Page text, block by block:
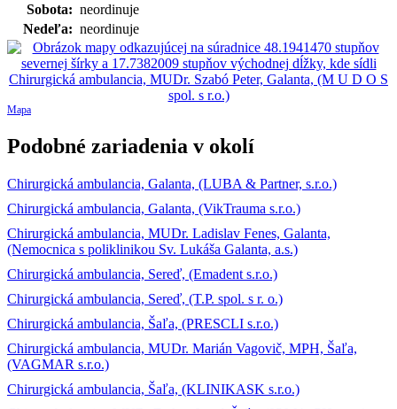
Sobota: neordinuje
Nedeľa: neordinuje
Mapa
Podobné zariadenia v okolí
Chirurgická ambulancia, Galanta, (LUBA & Partner, s.r.o.)
Chirurgická ambulancia, Galanta, (VikTrauma s.r.o.)
Chirurgická ambulancia, MUDr. Ladislav Fenes, Galanta,
(Nemocnica s poliklinikou Sv. Lukáša Galanta, a.s.)
Chirurgická ambulancia, Sereď, (Emadent s.r.o.)
Chirurgická ambulancia, Sereď, (T.P. spol. s r. o.)
Chirurgická ambulancia, Šaľa, (PRESCLI s.r.o.)
Chirurgická ambulancia, MUDr. Marián Vagovič, MPH, Šaľa,
(VAGMAR s.r.o.)
Chirurgická ambulancia, Šaľa, (KLINIKASK s.r.o.)